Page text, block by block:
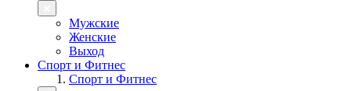
Мужские
Женские
Выход
Спорт и Фитнес
Спорт и Фитнес